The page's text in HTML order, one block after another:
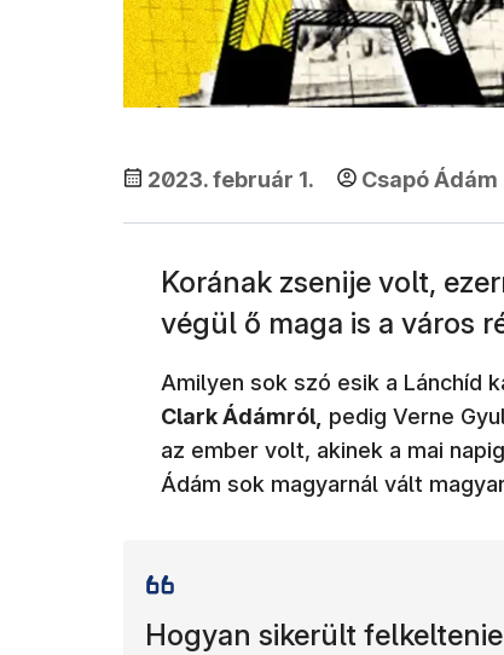
2023. február 1. Csapó Ádám
Korának zsenije volt,
végül ő maga is a város
Amilyen sok szó esik a Lánchíd
Clark Ádámról, pedig Verne
az ember volt, akinek a mai
Ádám sok magyarnál vált
Hogyan sikerült